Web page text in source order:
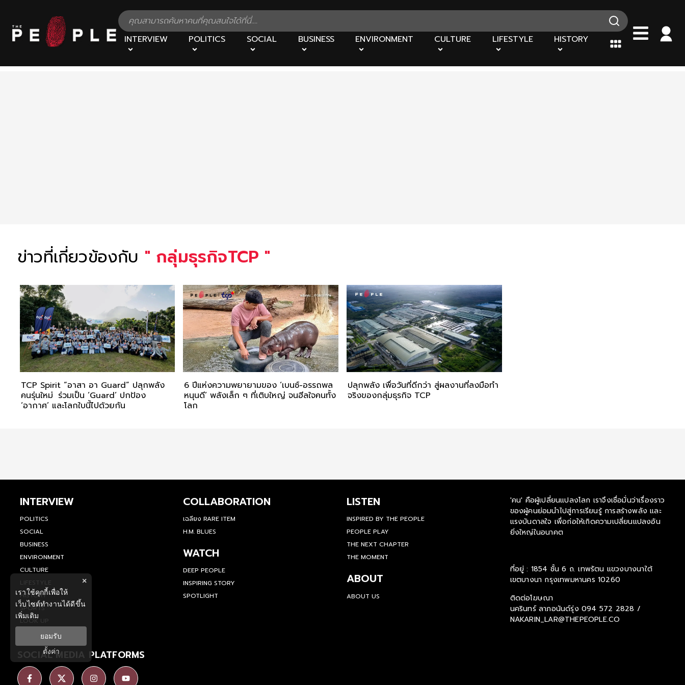
INTERVIEW POLITICS SOCIAL BUSINESS ENVIRONMENT CULTURE LIFESTYLE HISTORY
ข่าวที่เกี่ยวข้องกับ " กลุ่มธุรกิจTCP "
TCP Spirit “อาสา อา Guard” ปลุกพลัง
คนรุ่นใหม่ ร่วมเป็น ‘Guard’ ปกป้อง
‘อากาศ’ และโลกใบนี้ไปด้วยกัน
6 ปีแห่งความพยายามของ ‘เบนซ์-อรรถพล
หนุนดี’ พลังเล็ก ๆ ที่เติบใหญ่ จนฮีลใจคนทั้ง
โลก
ปลุกพลัง เพื่อวันที่ดีกว่า สู่ผลงานที่ลงมือทำ
จริงของกลุ่มธุรกิจ TCP
INTERVIEW
POLITICS
SOCIAL
BUSINESS
ENVIRONMENT
CULTURE
LIFESTYLE
HISTORY
SPORTS
LOOK UP
COLLABORATION
เฉลียง RARE ITEM
H.M. BLUES
WATCH
DEEP PEOPLE
INSPIRING STORY
SPOTLIGHT
LISTEN
INSPIRED BY THE PEOPLE
PEOPLE PLAY
THE NEXT CHAPTER
THE MOMENT
ABOUT
ABOUT US
'คน' คือผู้เปลี่ยนแปลงโลก เราจึงเชื่อมั่นว่าเรื่องราว
ของผู้คนย่อมนำไปสู่การเรียนรู้ การสร้างพลัง และ
แรงบันดาลใจ เพื่อก่อให้เกิดความเปลี่ยนแปลงอัน
ยิ่งใหญ่ในอนาคต
ที่อยู่ : 1854 ชั้น 6 ถ. เทพรัตน แขวงบางนาใต้
เขตบางนา กรุงเทพมหานคร 10260
ติดต่อโฆษณา
นครินทร์ ลาภอนันด์รุ่ง 094 572 2828 /
NAKARIN_LAR@THEPEOPLE.CO
SOCIAL MEDIA PLATFORMS
×
เราใช้คุกกี้เพื่อให้
เว็บไซต์ทำงานได้ดีขึ้น
เพิ่มเติม
ยอมรับ
ตั้งค่า